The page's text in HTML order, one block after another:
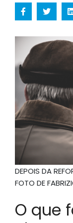
DEPOIS DA
FOTO DE
O que